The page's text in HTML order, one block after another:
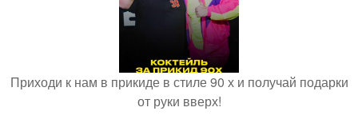
Приходи к нам в прикиде в стиле 90 х и получай подарки
от руки вверх!